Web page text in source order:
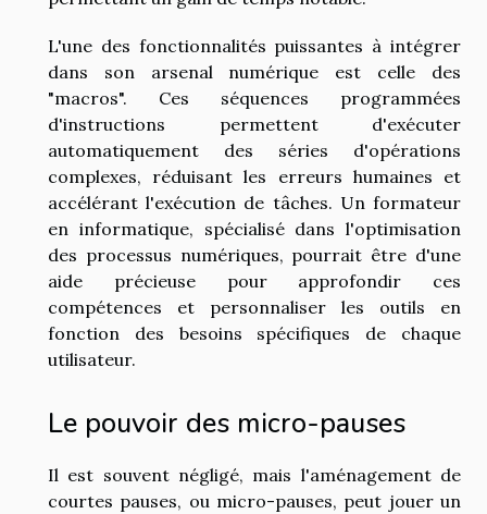
L'une des fonctionnalités puissantes à intégrer
dans son arsenal numérique est celle des
"macros". Ces séquences programmées
d'instructions permettent d'exécuter
automatiquement des séries d'opérations
complexes, réduisant les erreurs humaines et
accélérant l'exécution de tâches. Un formateur
en informatique, spécialisé dans l'optimisation
des processus numériques, pourrait être d'une
aide précieuse pour approfondir ces
compétences et personnaliser les outils en
fonction des besoins spécifiques de chaque
utilisateur.
Le pouvoir des micro-pauses
Il est souvent négligé, mais l'aménagement de
courtes pauses, ou micro-pauses, peut jouer un